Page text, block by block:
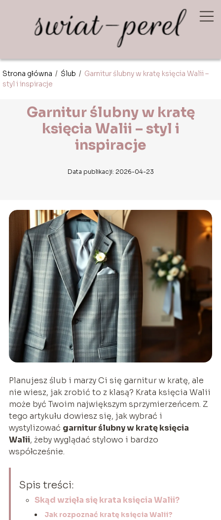
Strona główna / Ślub / Garnitur ślubny w kratę księcia Walii –
styl i inspiracje
Garnitur ślubny w kratę
księcia Walii – styl i
inspiracje
Data publikacji: 2026-04-23
Planujesz ślub i marzy Ci się garnitur w kratę, ale
nie wiesz, jak zrobić to z klasą? Krata księcia Walii
może być Twoim największym sprzymierzeńcem. Z
tego artykułu dowiesz się, jak wybrać i
wystylizować garnitur ślubny w kratę księcia
Walii, żeby wyglądać stylowo i bardzo
współcześnie.
Spis treści:
Skąd wzięła się krata księcia Walii?
Jak rozpoznać kratę księcia Walii?